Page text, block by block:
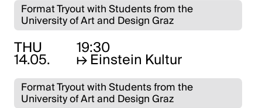
Format Tryout with Students from the
University of Art and Design Graz
THU
14.05.
19:30
↦Einstein Kultur
Format Tryout with Students from the
University of Art and Design Graz